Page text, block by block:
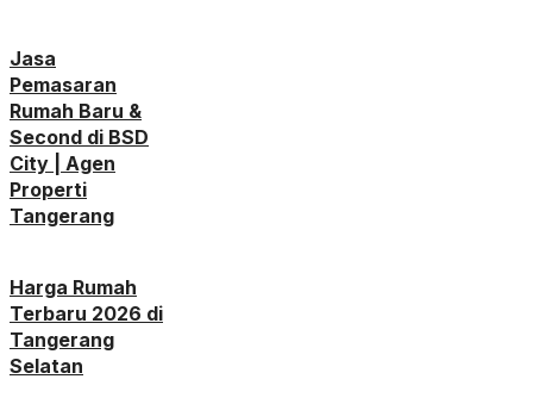
Jasa
Pemasaran
Rumah Baru &
Second di BSD
City | Agen
Properti
Tangerang
Harga Rumah
Terbaru 2026 di
Tangerang
Selatan